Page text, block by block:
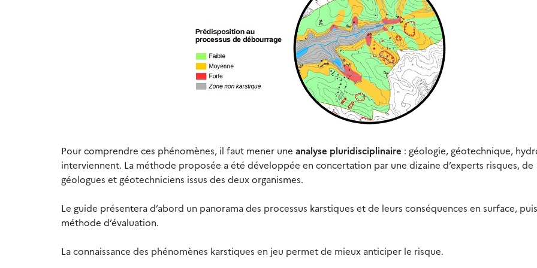
Pour comprendre ces phénomènes, il faut mener une analyse pluridisciplinaire : géologie, géotechnique,
interviennent. La méthode proposée a été développée en concertation par une dizaine d’experts risques, de
géologues et géotechniciens issus des deux organismes.
Le guide présentera d’abord un panorama des processus karstiques et de leurs conséquences en surface,
méthode d’évaluation.
La connaissance des phénomènes karstiques en jeu permet de mieux anticiper le risque.